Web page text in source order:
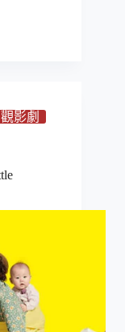
觀影劇